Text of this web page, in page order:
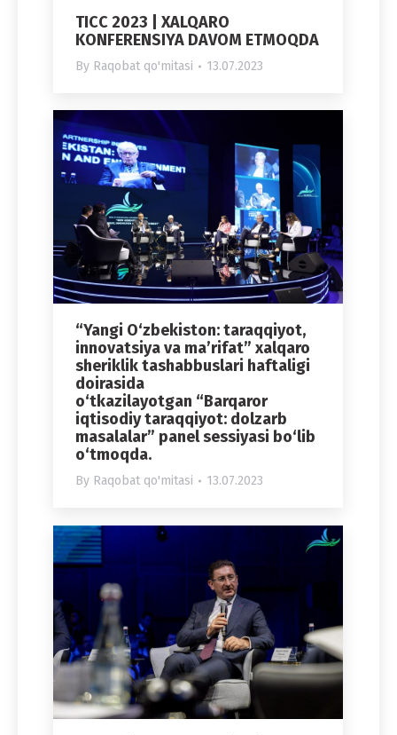
TICC 2023 | XALQARO
KONFERENSIYA DAVOM ETMOQDA
By Raqobat qo'mitasi 13.07.2023
“Yangi O‘zbekiston: taraqqiyot,
innovatsiya va ma’rifat” xalqaro
sheriklik tashabbuslari haftaligi
doirasida
o‘tkazilayotgan “Barqaror
iqtisodiy taraqqiyot: dolzarb
masalalar” panel sessiyasi bo‘lib
o‘tmoqda.
By Raqobat qo'mitasi 13.07.2023